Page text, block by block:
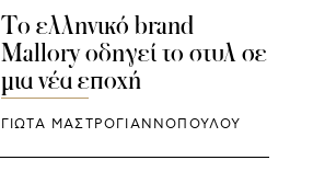
Το ελληνικό brand
Mallory οδηγεί το στυλ σε
μια νέα εποχή
ΓΙΩΤΑ ΜΑΣΤΡΟΓΙΑΝΝΟΠΟΥΛΟΥ